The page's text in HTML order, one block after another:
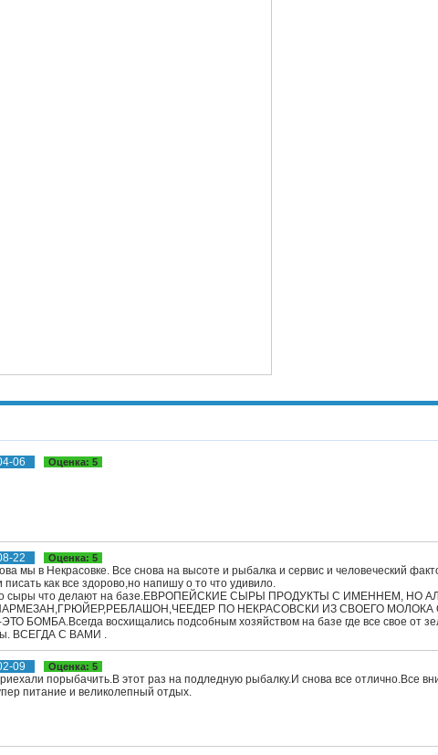
06 Оценка: 5
22 Оценка: 5
мы в Некрасовке. Все снова на высоте и рыбалка и сервис и человеческий
писать как все здорово,но напишу о то что удивило.
сыры что делают на базе.ЕВРОПЕЙСКИЕ СЫРЫ ПРОДУКТЫ С ИМЕННЕМ, НО
ПО НЕКРАСОВСКИ ИЗ СВОЕГО МОЛОКА
БОМБА.Всегда восхищались подсобным хозяйством на базе где все свое от
ВСЕГДА С ВАМИ .
09 Оценка: 5
порыбачить.В этот раз на подледную рыбалку.И снова все отлично.Все
питание и великолепный отдых.